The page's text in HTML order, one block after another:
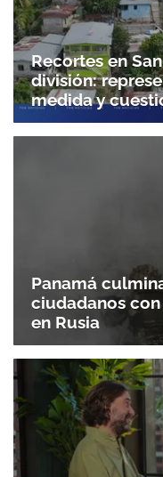
Recortes en
división:
medida y
Panamá
ciudadanos
en Rusia